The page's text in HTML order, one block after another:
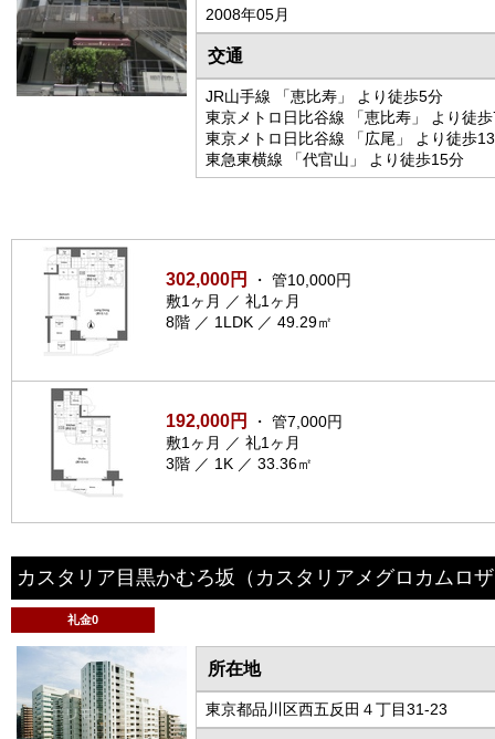
2008年05月
交通
JR山手線 「恵比寿」 より徒歩5分
東京メトロ日比谷線 「恵比寿」 より徒
東京メトロ日比谷線 「広尾」 より徒歩
東急東横線 「代官山」 より徒歩15分
302,000円
・ 管10,000円
敷1ヶ月 ／ 礼1ヶ月
8階 ／ 1LDK ／ 49.29㎡
192,000円
・ 管7,000円
敷1ヶ月 ／ 礼1ヶ月
3階 ／ 1K ／ 33.36㎡
カスタリア目黒かむろ坂 （カスタリアメグロカムロ
礼金0
所在地
東京都品川区西五反田４丁目31-23